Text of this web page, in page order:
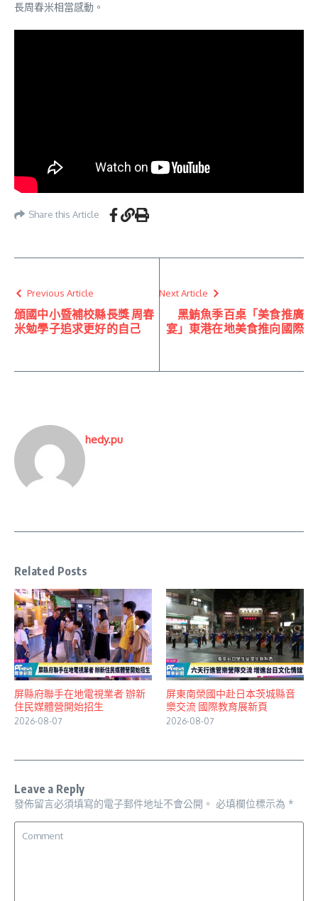
長周春米相當感動。
Share this Article
Previous Article
頒國中小暨補校縣長獎 周春
米勉學子追求更好的自己
Next Article
黑鮪魚季百桌「美食推廣
宴」東港在地美食推向國際
hedy.pu
Related Posts
屏縣府聯手在地電視業者 辦新
住民媒體營開始招生
2026-08-07
屏東南榮國中赴日本茨城縣音
樂交流 國際教育展新頁
2026-08-07
Leave a Reply
發佈留言必須填寫的電子郵件地址不會公開。 必填欄位標示為 *